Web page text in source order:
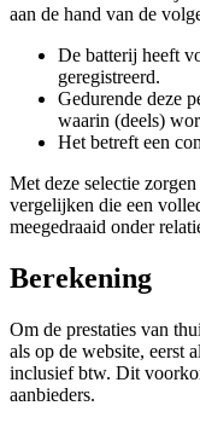
aan de hand van de
De batterij heeft
geregistreerd.
Gedurende deze
waarin (deels)
Het betreft een
Met deze selectie
vergelijken die een
meegedraaid onder
Berekening
Om de prestaties van
als op de website, eerst
inclusief btw. Dit
aanbieders.